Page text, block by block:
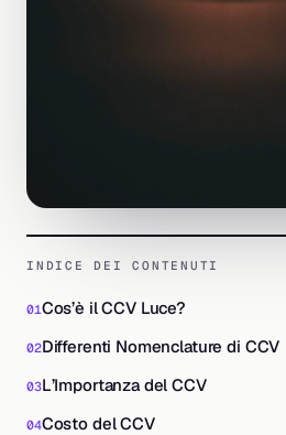
INDICE DEI CONTENUTI
Cos’è il CCV Luce?
Differenti Nomenclature di CCV
L’Importanza del CCV
Costo del CCV